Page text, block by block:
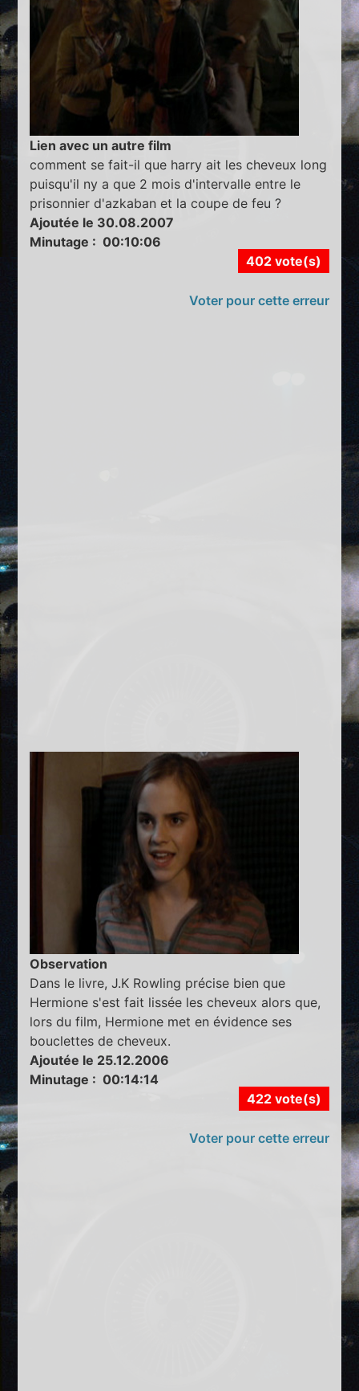
Lien avec un autre film
comment se fait-il que harry ait les cheveux long
puisqu'il ny a que 2 mois d'intervalle entre le
prisonnier d'azkaban et la coupe de feu ?
Ajoutée le 30.08.2007
Minutage : 00:10:06
402 vote(s)
Voter pour cette erreur
Observation
Dans le livre, J.K Rowling précise bien que
Hermione s'est fait lissée les cheveux alors que,
lors du film, Hermione met en évidence ses
bouclettes de cheveux.
Ajoutée le 25.12.2006
Minutage : 00:14:14
422 vote(s)
Voter pour cette erreur